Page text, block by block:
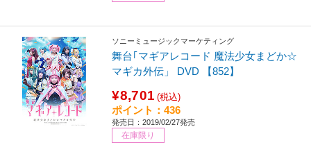
ソニーミュージックマーケティング
舞台｢マギアレコード 魔法少女まどか☆
マギカ外伝」 DVD 【852】
¥8,701 (税込)
ポイント：436
発売日：2019/02/27発売
在庫限り